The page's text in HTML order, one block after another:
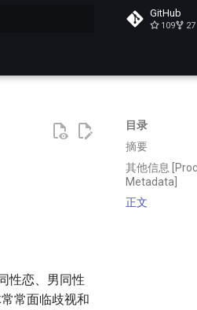
GitHub
109 27
目录
摘要
其他信息
Metadata]
正文
性恋、男同性
常面临歧视和